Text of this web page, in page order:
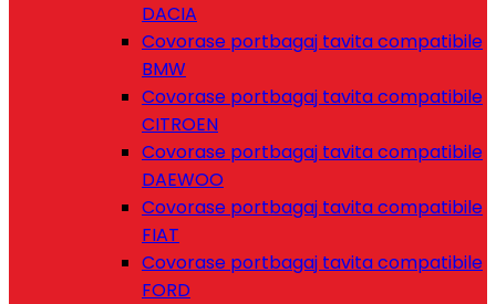
DACIA
Covorase portbagaj tavita compatibile
BMW
Covorase portbagaj tavita compatibile
CITROEN
Covorase portbagaj tavita compatibile
DAEWOO
Covorase portbagaj tavita compatibile
FIAT
Covorase portbagaj tavita compatibile
FORD